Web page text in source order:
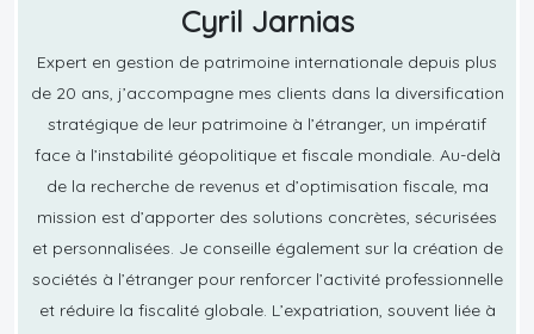
Cyril Jarnias
Expert en gestion de patrimoine internationale depuis plus
de 20 ans, j’accompagne mes clients dans la diversification
stratégique de leur patrimoine à l’étranger, un impératif
face à l’instabilité géopolitique et fiscale mondiale. Au-delà
de la recherche de revenus et d’optimisation fiscale, ma
mission est d’apporter des solutions concrètes, sécurisées
et personnalisées. Je conseille également sur la création de
sociétés à l’étranger pour renforcer l’activité professionnelle
et réduire la fiscalité globale. L’expatriation, souvent liée à